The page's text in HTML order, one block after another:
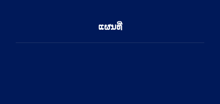
ແຜນທີ່